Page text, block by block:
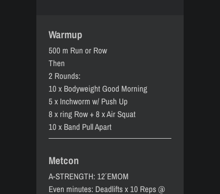
Warmup
500 m Run or Row
Then
2 Rounds:
10 x Bodyweight Good Morning
5 x Inchworm w/ Push Up
8 x ring Row + 8 x Air Squat
10 x Band Pull Apart
Metcon
A-STRENGTH: 12´ EMOM
Even minutes: Deadlifts x 10 Reps @